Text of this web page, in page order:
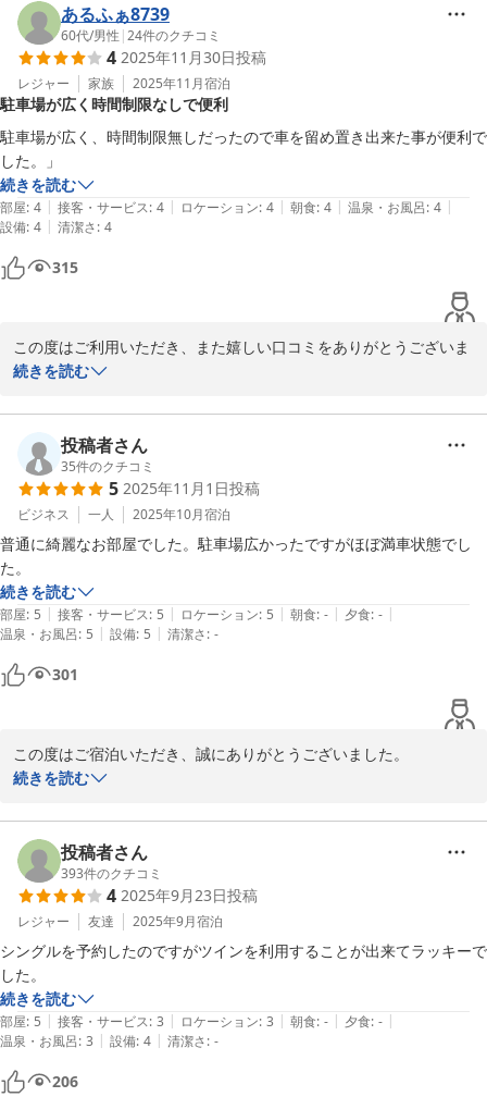
ませんでした。禁煙室の空きがない中でのご利用となり、心苦しく
存じます。今後も消臭・清掃の強化に努めてまいります。
そのような中でも、清潔さや居心地の良さについてお褒めいただ
き、大変ありがたく拝読いたしました。
「必ずここに予約します」とのお言葉は、スタッフにとって何より
の励みです。
次回はぜひ禁煙室をご利用いただけるよう、またより快適にお過ご
しいただけるよう努めてまいります。
またのお越しを心よりお待ちしております。
ホテルセレクトイン伊勢原
あるふぁ8739
60代/男性 |24件のクチコミ
4 2025年11月30日投稿
レジャー 家族 2025年11月宿泊
駐車場が広く時間制限なしで便利
駐車場が広く、時間制限無しだったので車を留め置き出来た事が便利で
した。」
続きを読む
部屋: 4 | 接客・サービス: 4 | ロケーション: 4 | 朝食: 4 | 温泉・お風呂: 4 |
設備: 4 | 清潔さ: 4
315
この度はご利用いただき、また嬉しい口コミをありがとうございま
す。駐車場の広さや時間制限の無さを便利に感じていただけたとの
ただけるよう努めてまいります。またのご利用を心よりお待ちして
おります。
ホテルセレクトイン伊勢原
2025-12-01
続きを読む
投稿者さん
35件のクチコミ
5 2025年11月1日投稿
ビジネス 一人 2025年10月宿泊
普通に綺麗なお部屋でした。駐車場広かったですがほぼ満車状態でし
た。
続きを読む
部屋: 5 | 接客・サービス: 5 | ロケーション: 5 | 朝食: - | 夕食: - |
温泉・お風呂: 5 | 設備: 5 | 清潔さ: -
301
この度はご宿泊いただき、誠にありがとうございました。
お部屋を快適にお過ごしいただけたようで、大変うれしく思いま
駐車場につきましては、混雑してしまいご不便をおかけしました。
今後も快適にご利用いただけるよう改善に努めてまいります。
またのお越しを心よりお待ちしております。
ホテルセレクトイン伊勢原
続きを読む
投稿者さん
393件のクチコミ
4 2025年9月23日投稿
レジャー 友達 2025年9月宿泊
シングルを予約したのですがツインを利用することが出来てラッキーで
した。
続きを読む
部屋: 5 | 接客・サービス: 3 | ロケーション: 3 | 朝食: - | 夕食: - |
温泉・お風呂: 3 | 設備: 4 | 清潔さ: -
206